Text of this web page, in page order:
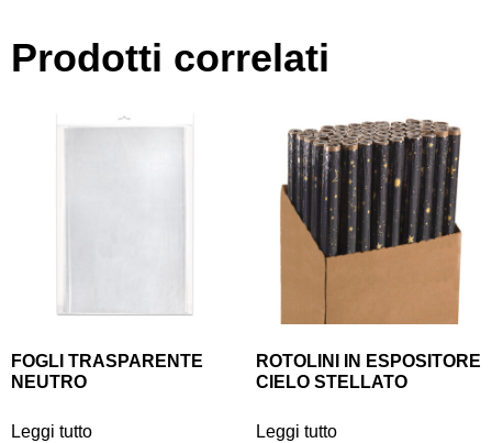
Prodotti correlati
FOGLI TRASPARENTE
NEUTRO
Leggi tutto
ROTOLINI IN ESPOSITORE
CIELO STELLATO
Leggi tutto